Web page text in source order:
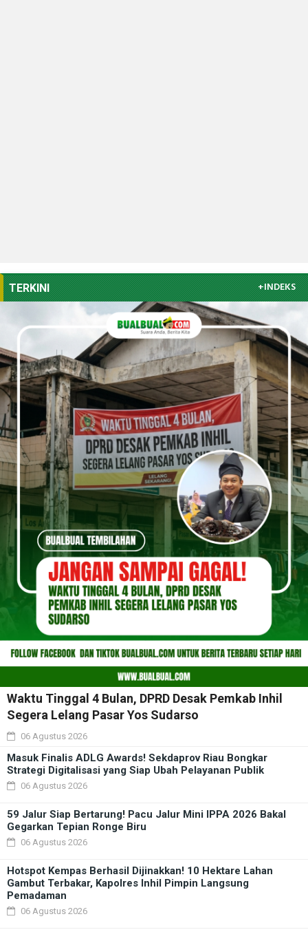
TERKINI +INDEKS
Waktu Tinggal 4 Bulan, DPRD Desak Pemkab Inhil
Segera Lelang Pasar Yos Sudarso
06 Agustus 2026
Masuk Finalis ADLG Awards! Sekdaprov Riau Bongkar
Strategi Digitalisasi yang Siap Ubah Pelayanan Publik
06 Agustus 2026
59 Jalur Siap Bertarung! Pacu Jalur Mini IPPA 2026 Bakal
Gegarkan Tepian Ronge Biru
06 Agustus 2026
Hotspot Kempas Berhasil Dijinakkan! 10 Hektare Lahan
Gambut Terbakar, Kapolres Inhil Pimpin Langsung
Pemadaman
06 Agustus 2026